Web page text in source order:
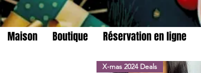
Maison Boutique Réservation en ligne
X-mas 2024 Deals